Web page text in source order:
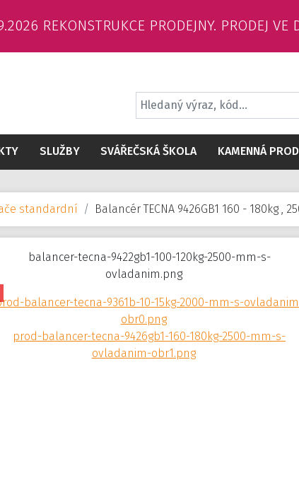
REKONSTRUKCE PRODEJNY. PRODEJ VE
SLUŽBY SVÁŘEČSKÁ ŠKOLA KAMENNÁ
standardní Balancér TECNA 9426GB1 160 - 180kg ,